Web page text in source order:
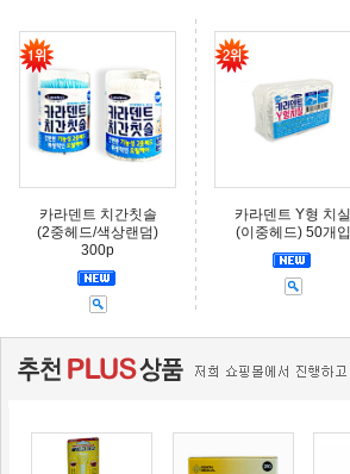
카라덴트 치간칫솔
(2중헤드/색상랜덤)
300p
카라덴트 Y형 치실
(이중헤드) 50개입